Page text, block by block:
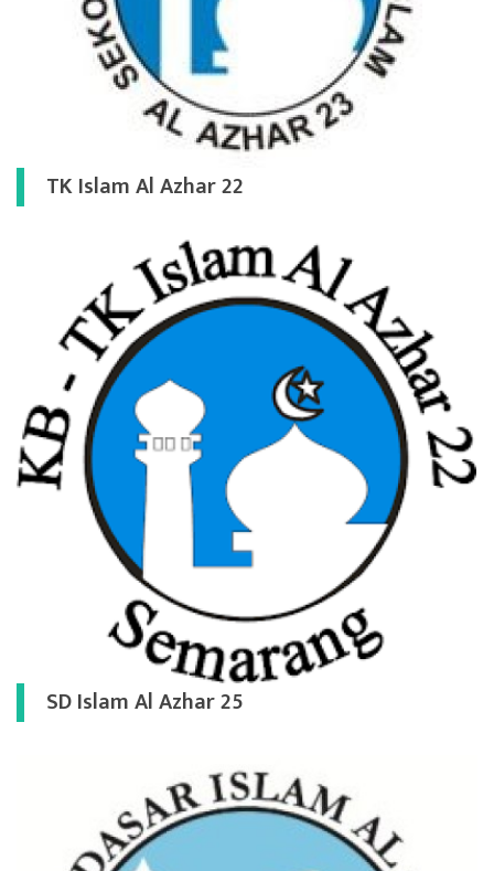
TK Islam Al Azhar 22
SD Islam Al Azhar 25